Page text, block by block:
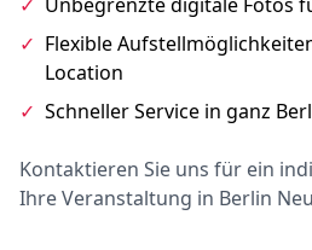
✓ Flexible
Location
✓ Schneller Service in ganz
Kontaktieren Sie uns für ein
Ihre Veranstaltung in Berlin